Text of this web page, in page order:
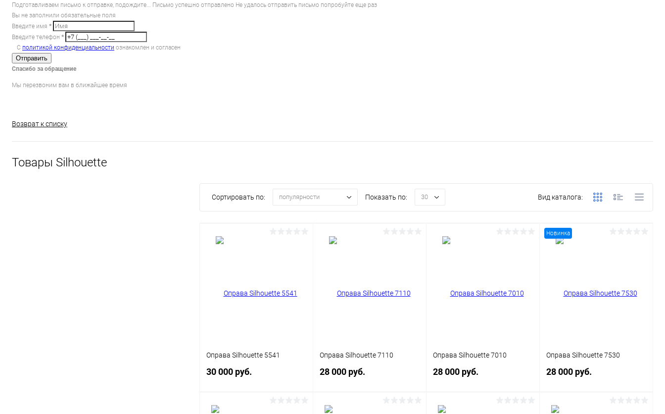
Подготавливаем письмо к отправке, подождите... Письмо успешно отправлено Не удалось отправить письмо попробуйте еще раз
Вы не заполнили обязательные поля
Введите имя *
Введите телефон *
С политикой конфиденциальности ознакомлен и согласен
Отправить
Спасибо за обращение
Мы перезвоним вам в ближайшее время
Возврат к списку
Товары Silhouette
Сортировать по: популярности Показать по: 30 Вид каталога:
Оправа Silhouette 5541
30 000 руб.
Оправа Silhouette 7110
28 000 руб.
Оправа Silhouette 7010
28 000 руб.
Новинка
Оправа Silhouette 7530
28 000 руб.